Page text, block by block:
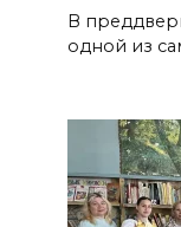
В
одной из